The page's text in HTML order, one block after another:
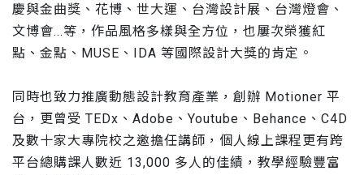
慶與金曲獎、花博、世大運、台灣設計展、台灣燈會、
文博會...等，作品風格多樣與全方位，也屢次榮獲紅
點、金點、MUSE、IDA 等國際設計大獎的肯定。
同時也致力推廣動態設計教育產業，創辦 Motioner 平
台，更曾受 TEDx、Adobe、Youtube、Behance、C4D
及數十家大專院校之邀擔任講師，個人線上課程更有跨
平台總購課人數近 13,000 多人的佳績，教學經驗豐富